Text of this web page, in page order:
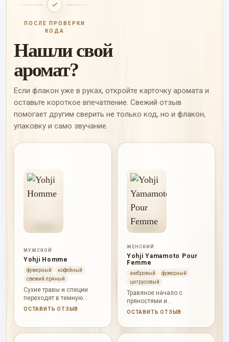
ПОСЛЕ ПРОВЕРКИ
КОДА
Нашли свой
аромат?
Если флакон уже в руках, откройте карточку аромата и
оставьте короткое впечатление. Свежий отзыв
помогает другим сверить не только код, но и флакон,
упаковку и само звучание.
МУЖСКОЙ
Yohji Homme
фужерный
кофейный
свежий пряный
Сухие травы и специи
переходят в темную
ромово-кофейную
ОСТАВИТЬ ОТЗЫВ
ЖЕНСКИЙ
Yohji Yamamoto Pour
Femme
амбровый
фужерный
цитрусовый
Травяное начало с
пряностями и
мандарином ведет к
сердцу, а амбра с
мускусом оставляют
ОСТАВИТЬ ОТЗЫВ